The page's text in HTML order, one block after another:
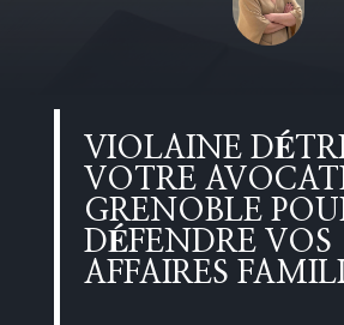
VIOLAINE
VOTRE
GRENOBLE
DÉFENDRE VOS
AFFAIRES